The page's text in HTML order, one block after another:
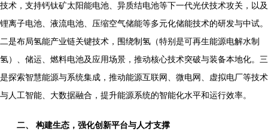
技术，支持钙钛矿太阳能电池、异质结电池等下一代光伏技术攻关，以及
锂离子电池、液流电池、压缩空气储能等多元化储能技术的研发与中试。
二是布局氢能产业链关键技术，围绕制氢（特别是可再生能源电解水制
氢）、储运、燃料电池及应用场景，推动核心技术突破与装备本地化。三
是探索智慧能源与系统集成，推动能源互联网、微电网、虚拟电厂等技术
与人工智能、大数据融合，提升能源系统的智能化水平和运行效率。
二、 构建生态，强化创新平台与人才支撑